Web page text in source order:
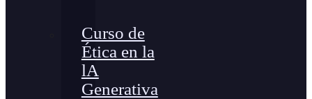
Curso de
Ética en la
lA
Generativa